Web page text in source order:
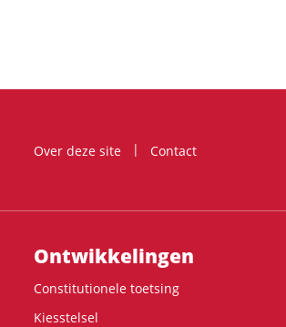
Over deze site
Contact
Ontwikke­lingen
Constitutionele toetsing
Kiesstelsel